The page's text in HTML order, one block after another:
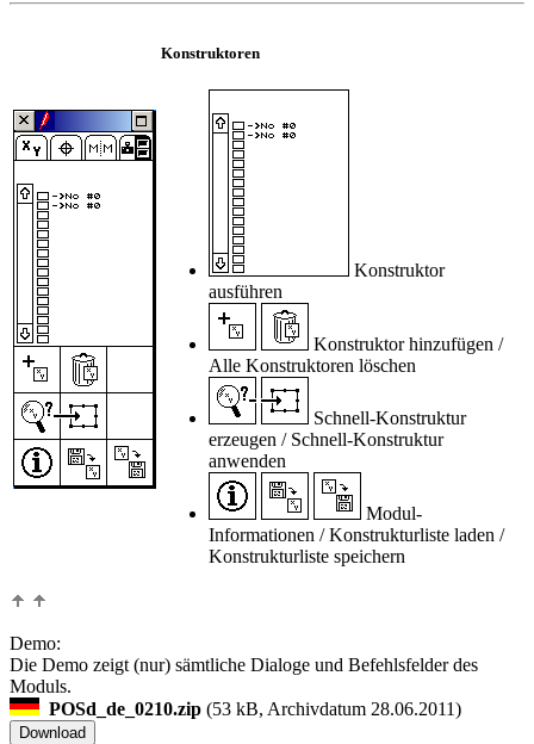
Konstruktoren
Konstruktor
ausführen
Konstruktor hinzufügen /
Alle Konstruktoren löschen
Schnell-Konstruktur
erzeugen / Schnell-Konstruktur
anwenden
Modul-
Informationen / Konstrukturliste laden /
Konstrukturliste speichern
Demo:
Die Demo zeigt (nur) sämtliche Dialoge und Befehlsfelder des
Moduls.
POSd_de_0210.zip (53 kB, Archivdatum 28.06.2011)